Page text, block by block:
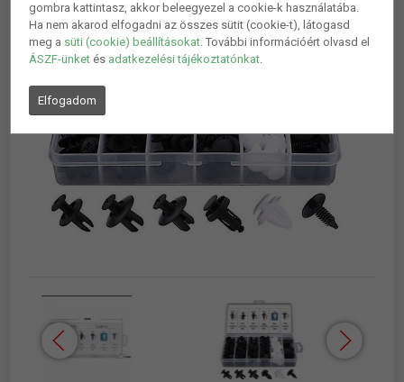
gombra kattintasz, akkor beleegyezel a cookie-k használatába.
Ha nem akarod elfogadni az összes sütit (cookie-t), látogasd
meg a süti (cookie) beállításokat. További információért olvasd el
ÁSZF-ünket és adatkezelési tájékoztatónkat.
Elfogadom